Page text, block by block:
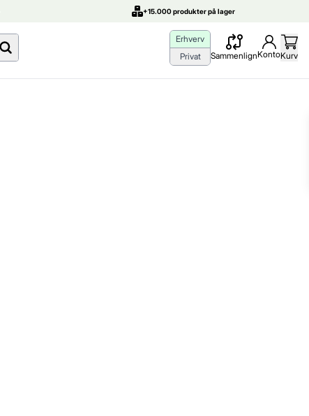
+15.000 produkter på lager
Erhverv
Privat
SammenlignKontoKurv